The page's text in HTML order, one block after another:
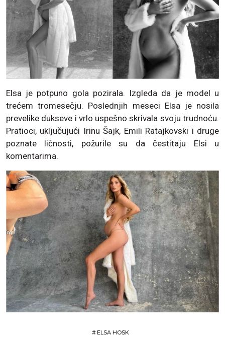
Elsa je potpuno gola pozirala. Izgleda da je model u
trećem tromesečju. Poslednjih meseci Elsa je nosila
prevelike dukseve i vrlo uspešno skrivala svoju trudnoću.
Pratioci, uključujući Irinu Šajk, Emili Ratajkovski i druge
poznate ličnosti, požurile su da čestitaju Elsi u
komentarima.
#ELSA HOSK